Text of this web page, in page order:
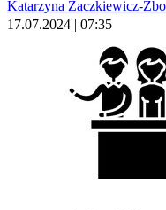
Katarzyna Żaczkiewicz-
17.07.2024 | 07:35